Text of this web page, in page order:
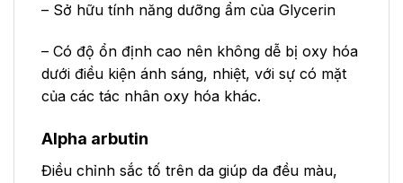
– Sở hữu tính năng dưỡng ẩm của Glycerin
– Có độ ổn định cao nên không dễ bị oxy hóa
dưới điều kiện ánh sáng, nhiệt, với sự có mặt
của các tác nhân oxy hóa khác.
Alpha arbutin
Điều chỉnh sắc tố trên da giúp da đều màu,